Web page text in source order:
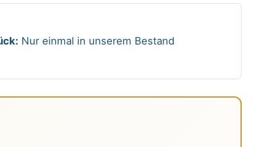
Nur einmal in unserem Bestand